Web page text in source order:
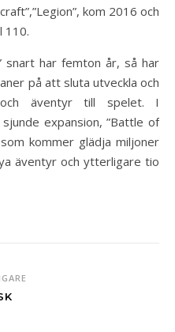
kom 2016 och
110.
snart har femton år, så har
på att sluta utveckla och
äventyr till spelet. I
expansion, ”Battle of
kommer glädja miljoner
äventyr och ytterligare tio